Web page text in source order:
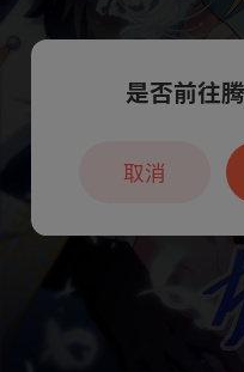
本章节仅支持
是否前往
取消